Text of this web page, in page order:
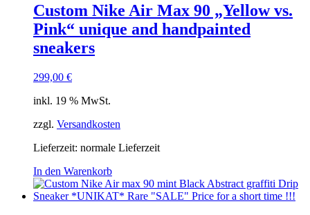
Custom Nike Air Max 90 „Yellow vs.
Pink“ unique and handpainted
sneakers
299,00 €
inkl. 19 % MwSt.
zzgl. Versandkosten
Lieferzeit: normale Lieferzeit
In den Warenkorb